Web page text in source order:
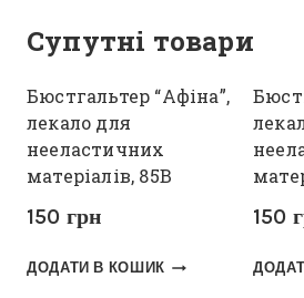
Супутні товари
Бюстгальтер “Афіна”,
лекало для
нееластичних
матеріалів, 85В
150 грн
ДОДАТИ В КОШИК
150